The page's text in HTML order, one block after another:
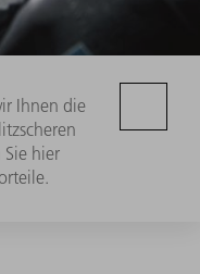
Ihnen die
hier